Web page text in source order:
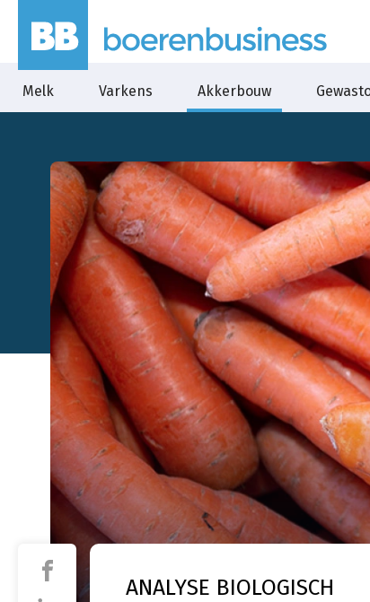
Melk Varkens Akkerbouw
ANALYSE BIOLOGISCH